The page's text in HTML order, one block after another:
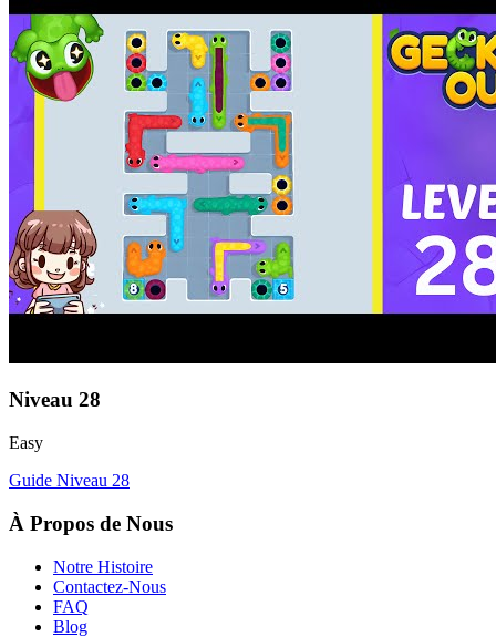
Niveau 28
Easy
Guide Niveau 28
À Propos de Nous
Notre Histoire
Contactez-Nous
FAQ
Blog